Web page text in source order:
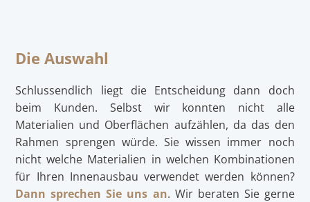
Die Auswahl
Schlussendlich liegt die Entscheidung dann doch
beim Kunden. Selbst wir konnten nicht alle
Materialien und Oberflächen aufzählen, da das den
Rahmen sprengen würde. Sie wissen immer noch
nicht welche Materialien in welchen Kombinationen
für Ihren Innenausbau verwendet werden können?
Dann sprechen Sie uns an. Wir beraten Sie gerne